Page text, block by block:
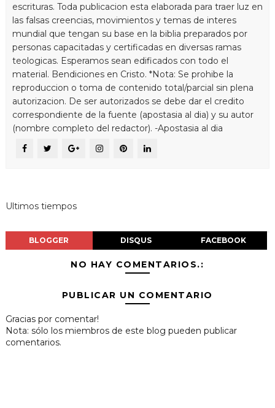
escrituras. Toda publicacion esta elaborada para traer luz en
las falsas creencias, movimientos y temas de interes
mundial que tengan su base en la biblia preparados por
personas capacitadas y certificadas en diversas ramas
teologicas. Esperamos sean edificados con todo el
material. Bendiciones en Cristo. *Nota: Se prohibe la
reproduccion o toma de contenido total/parcial sin plena
autorizacion. De ser autorizados se debe dar el credito
correspondiente de la fuente (apostasia al dia) y su autor
(nombre completo del redactor). -Apostasia al dia
Ultimos tiempos
BLOGGER DISQUS FACEBOOK
NO HAY COMENTARIOS.:
PUBLICAR UN COMENTARIO
Gracias por comentar!
Nota: sólo los miembros de este blog pueden publicar
comentarios.